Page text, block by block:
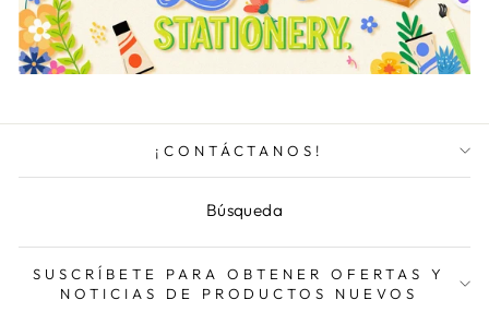
¡CONTÁCTANOS!
Búsqueda
SUSCRÍBETE PARA OBTENER OFERTAS Y
NOTICIAS DE PRODUCTOS NUEVOS